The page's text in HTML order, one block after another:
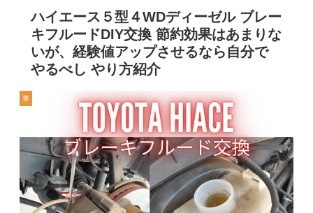
ハイエース５型４WDディーゼル ブレー
キフルードDIY交換 節約効果はあまりな
いが、経験値アップさせるなら自分で
やるべし やり方紹介
車